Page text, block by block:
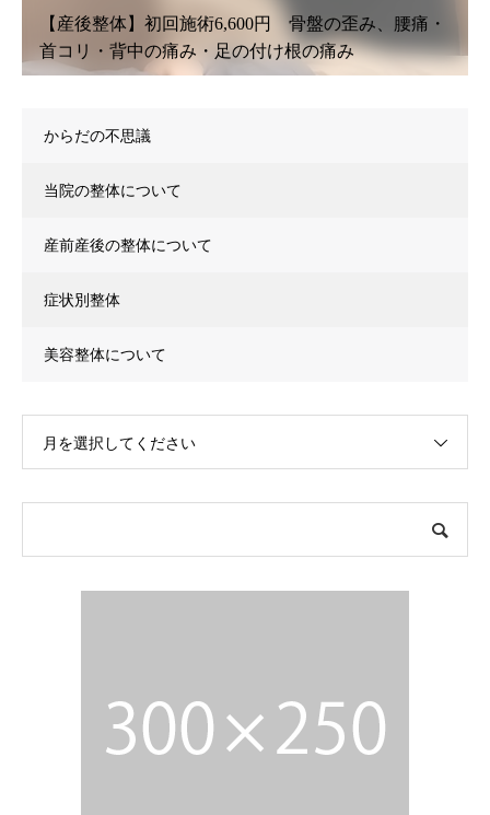
の歪み、腰痛・
痛み
【鍼灸初回治療】6,600円〜 腰痛・坐
こり・首こり・頭痛・眼精疲労
からだの不思議
当院の整体について
産前産後の整体について
症状別整体
美容整体について
月を選択してください